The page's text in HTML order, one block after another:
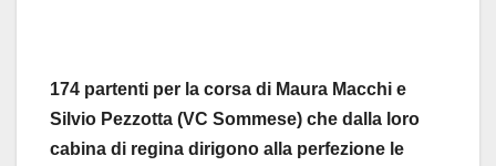
174 partenti per la corsa di Maura Macchi e
Silvio Pezzotta (VC Sommese) che dalla loro
cabina di regina dirigono alla perfezione le